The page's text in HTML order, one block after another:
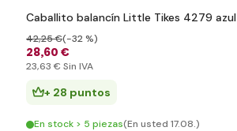
Caballito balancín Little Tikes 4279 azul
28,60 €
42,25 €(-32 %)
23,63 € Sin IVA
+ 28 puntos
En stock > 5 piezas(En usted 17.08.)